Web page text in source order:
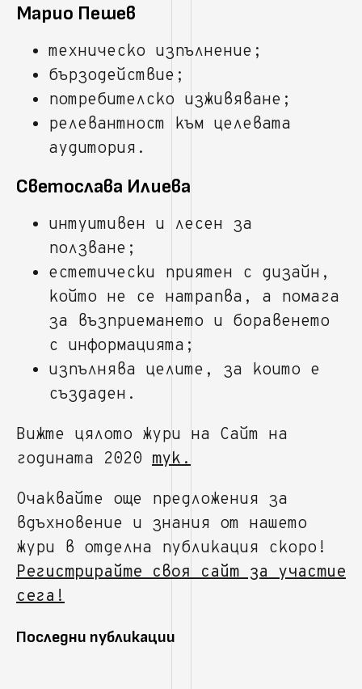
Марио Пешев
техническо изпълнение;
бързодействие;
потребителско изживяване;
релевантност към целевата
аудитория.
Светослава Илиева
интуитивен и лесен за
ползване;
естетически приятен с дизайн,
който не се натрапва, а помага
за възприемането и боравенето
с информацията;
изпълнява целите, за които е
създаден.
Вижте цялото жури на Сайт на
годината 2020 тук.
Очаквайте още предложения за
вдъхновение и знания от нашето
жури в отделна публикация скоро!
Регистрирайте своя сайт за участие
сега!
Последни публикации